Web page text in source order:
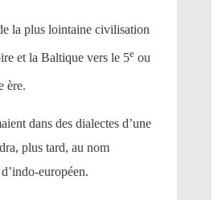
la plus lointaine civilisation
et la Baltique vers le 5e ou
ère.
dans des dialectes d’une
plus tard, au nom
européen.